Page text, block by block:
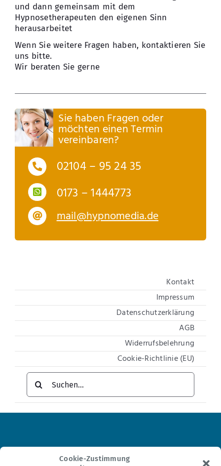
Cookie-Zustimmung
und dann gemeinsam mit dem
Hypnosetherapeuten den eigenen Sinn
herausarbeitet
Wenn Sie weitere Fragen haben, kontaktieren Sie
uns bitte.
Wir beraten Sie gerne
Sie haben Fragen oder
möchten einen Termin
vereinbaren?
02104 – 95 24 35
0173 – 1444773
mail@hypnomedia.de
Kontakt
Impressum
Datenschutzerklärung
AGB
Widerrufsbelehrung
Cookie-Richtlinie (EU)
Suche
nach: